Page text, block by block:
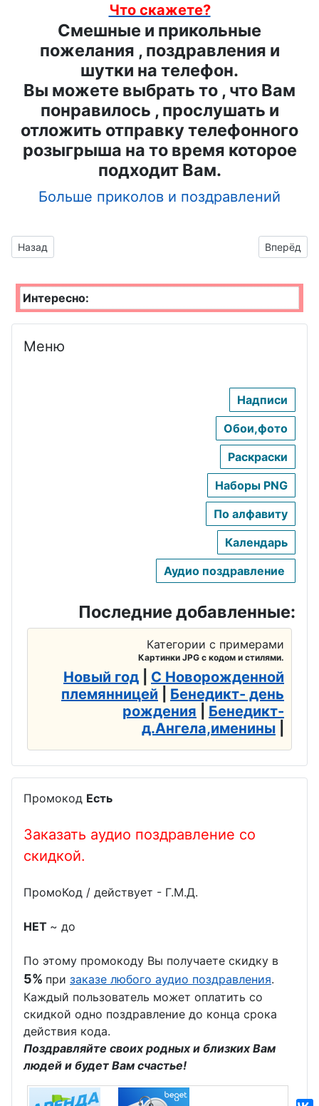
Что скажете?
Смешные и прикольные
пожелания , поздравления и
шутки на телефон.
Вы можете выбрать то , что Вам
понравилось , прослушать и
отложить отправку телефонного
розыгрыша на то время которое
подходит Вам.
Больше приколов и поздравлений
Предыдущий материал: пожелания доброй ночи гиф
Назад Вперёд
Интересно:
Меню
Надписи
Обои,фото
Раскраски
Наборы PNG
По алфавиту
Календарь
Аудио поздравление
Последние добавленные:
Категории с примерами
Картинки JPG с кодом и стилями.
Новый год
С Новорожденной
племянницей
Бенедикт- день
рождения
Бенедикт-
д.Ангела,именины
Промокод Есть
Заказать аудио поздравление со
скидкой.
ПромоКод / действует - Г.М.Д.
НЕТ ~ до
По этому промокоду Вы получаете скидку в
5% при заказе любого аудио поздравления.
Каждый пользователь может оплатить со
скидкой одно поздравление до конца срока
действия кода.
Поздравляйте своих родных и близких Вам
людей и будет Вам счастье!